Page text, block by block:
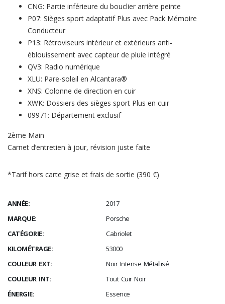
CNG: Partie inférieure du bouclier arrière peinte
P07: Sièges sport adaptatif Plus avec Pack Mémoire
Conducteur
P13: Rétroviseurs intérieur et extérieurs anti-
éblouissement avec capteur de pluie intégré
QV3: Radio numérique
XLU: Pare-soleil en Alcantara®
XNS: Colonne de direction en cuir
XWK: Dossiers des sièges sport Plus en cuir
09971: Département exclusif
2ème Main
Carnet d’entretien à jour, révision juste faite
*Tarif hors carte grise et frais de sortie (390 €)
ANNÉE:
2017
MARQUE:
Porsche
CATÉGORIE:
Cabriolet
KILOMÉTRAGE:
53000
COULEUR EXT:
Noir Intense Métallisé
COULEUR INT:
Tout Cuir Noir
ÉNERGIE:
Essence